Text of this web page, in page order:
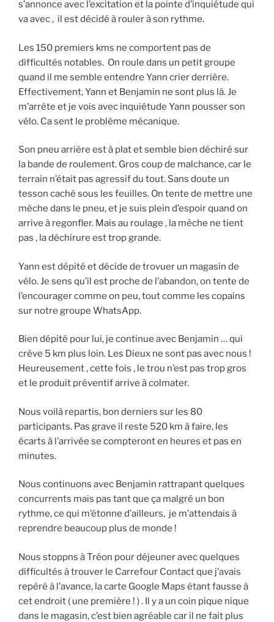
s’annonce avec l’excitation et la pointe d’inquiétude qui
va avec , il est décidé à rouler à son rythme.
Les 150 premiers kms ne comportent pas de
difficultés notables. On roule dans un petit groupe
quand il me semble entendre Yann crier derrière.
Effectivement, Yann et Benjamin ne sont plus là. Je
m’arrête et je vois avec inquiétude Yann pousser son
vélo. Ca sent le problème mécanique.
Son pneu arrière est à plat et semble bien déchiré sur
la bande de roulement. Gros coup de malchance, car le
terrain n’était pas agressif du tout. Sans doute un
tesson caché sous les feuilles. On tente de mettre une
mèche dans le pneu, et je suis plein d’espoir quand on
arrive à regonfler. Mais au roulage , la mèche ne tient
pas , la déchirure est trop grande.
Yann est dépité et décide de trovuer un magasin de
vélo. Je sens qu’il est proche de l’abandon, on tente de
l’encourager comme on peu, tout comme les copains
sur notre groupe WhatsApp.
Bien dépité pour lui, je continue avec Benjamin … qui
crève 5 km plus loin. Les Dieux ne sont pas avec nous !
Heureusement , cette fois , le trou n’est pas trop gros
et le produit préventif arrive à colmater.
Nous voilà repartis, bon derniers sur les 80
participants. Pas grave il reste 520 km à faire, les
écarts à l’arrivée se compteront en heures et pas en
minutes.
Nous continuons avec Benjamin rattrapant quelques
concurrents mais pas tant que ça malgré un bon
rythme, ce qui m’étonne d’ailleurs, je m’attendais à
reprendre beaucoup plus de monde !
Nous stoppns à Tréon pour déjeuner avec quelques
difficultés à trouver le Carrefour Contact que j’avais
repéré à l’avance, la carte Google Maps étant fausse à
cet endroit ( une première ! ) . Il y a un coin pique nique
dans le magasin, c’est bien agréable car il ne fait plus